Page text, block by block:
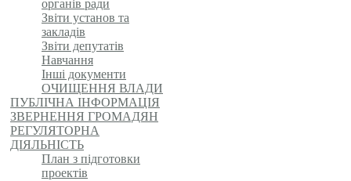
органів ради
Звіти установ та
закладів
Звіти депутатів
Навчання
Інші документи
ОЧИЩЕННЯ ВЛАДИ
ПУБЛІЧНА ІНФОРМАЦІЯ
ЗВЕРНЕННЯ ГРОМАДЯН
РЕГУЛЯТОРНА
ДІЯЛЬНІСТЬ
План з підготовки
проектів